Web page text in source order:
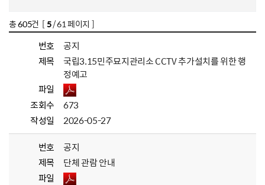
총605건 [5/ 61 페이지 ]
번호
공지
제목
국립3.15민주묘지관리소 CCTV 추가설치를 위한 행
정예고
파일
조회수
673
작성일
2026-05-27
번호
공지
제목
단체 관람 안내
파일